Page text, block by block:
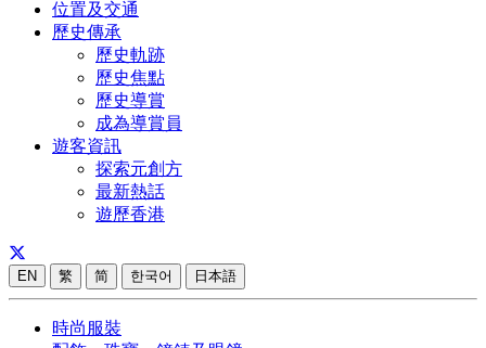
位置及交通
歷史傳承
歷史軌跡
歷史焦點
歷史導賞
成為導賞員
遊客資訊
探索元創方
最新熱話
遊歷香港
EN 繁 简 한국어 日本語
時尚服裝